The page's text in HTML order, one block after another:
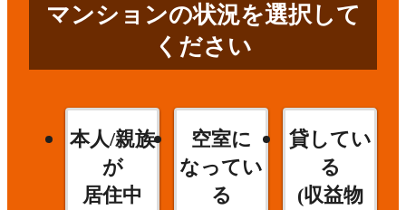
マンションの状況を選択して
ください
本人/親族
が
居住中
空室に
なってい
る
貸してい
る
(収益物